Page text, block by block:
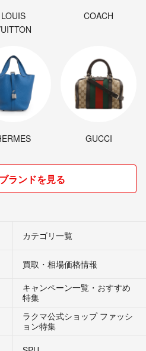
LOUIS
COACH
GUCCI
ランドを見る
カテゴリ一覧
買取・相場価格情報
キャンペーン一覧・おすすめ
特集
ラクマ公式ショップ ファッシ
ョン特集